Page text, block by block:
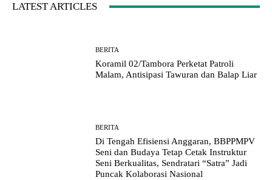
LATEST ARTICLES
BERITA
Koramil 02/Tambora Perketat Patroli
Malam, Antisipasi Tawuran dan Balap Liar
BERITA
Di Tengah Efisiensi Anggaran, BBPPMPV
Seni dan Budaya Tetap Cetak Instruktur
Seni Berkualitas, Sendratari “Satra” Jadi
Puncak Kolaborasi Nasional